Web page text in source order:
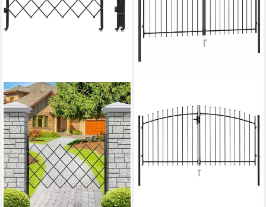
GARVEEMORE
Gartentor Faltbare Gartentür
Zauntür mit 360°-Rollräder
Zauntor
79,99 € UVP239,99 €
-67%
lieferbar - in 4-5 Werktagen bei dir